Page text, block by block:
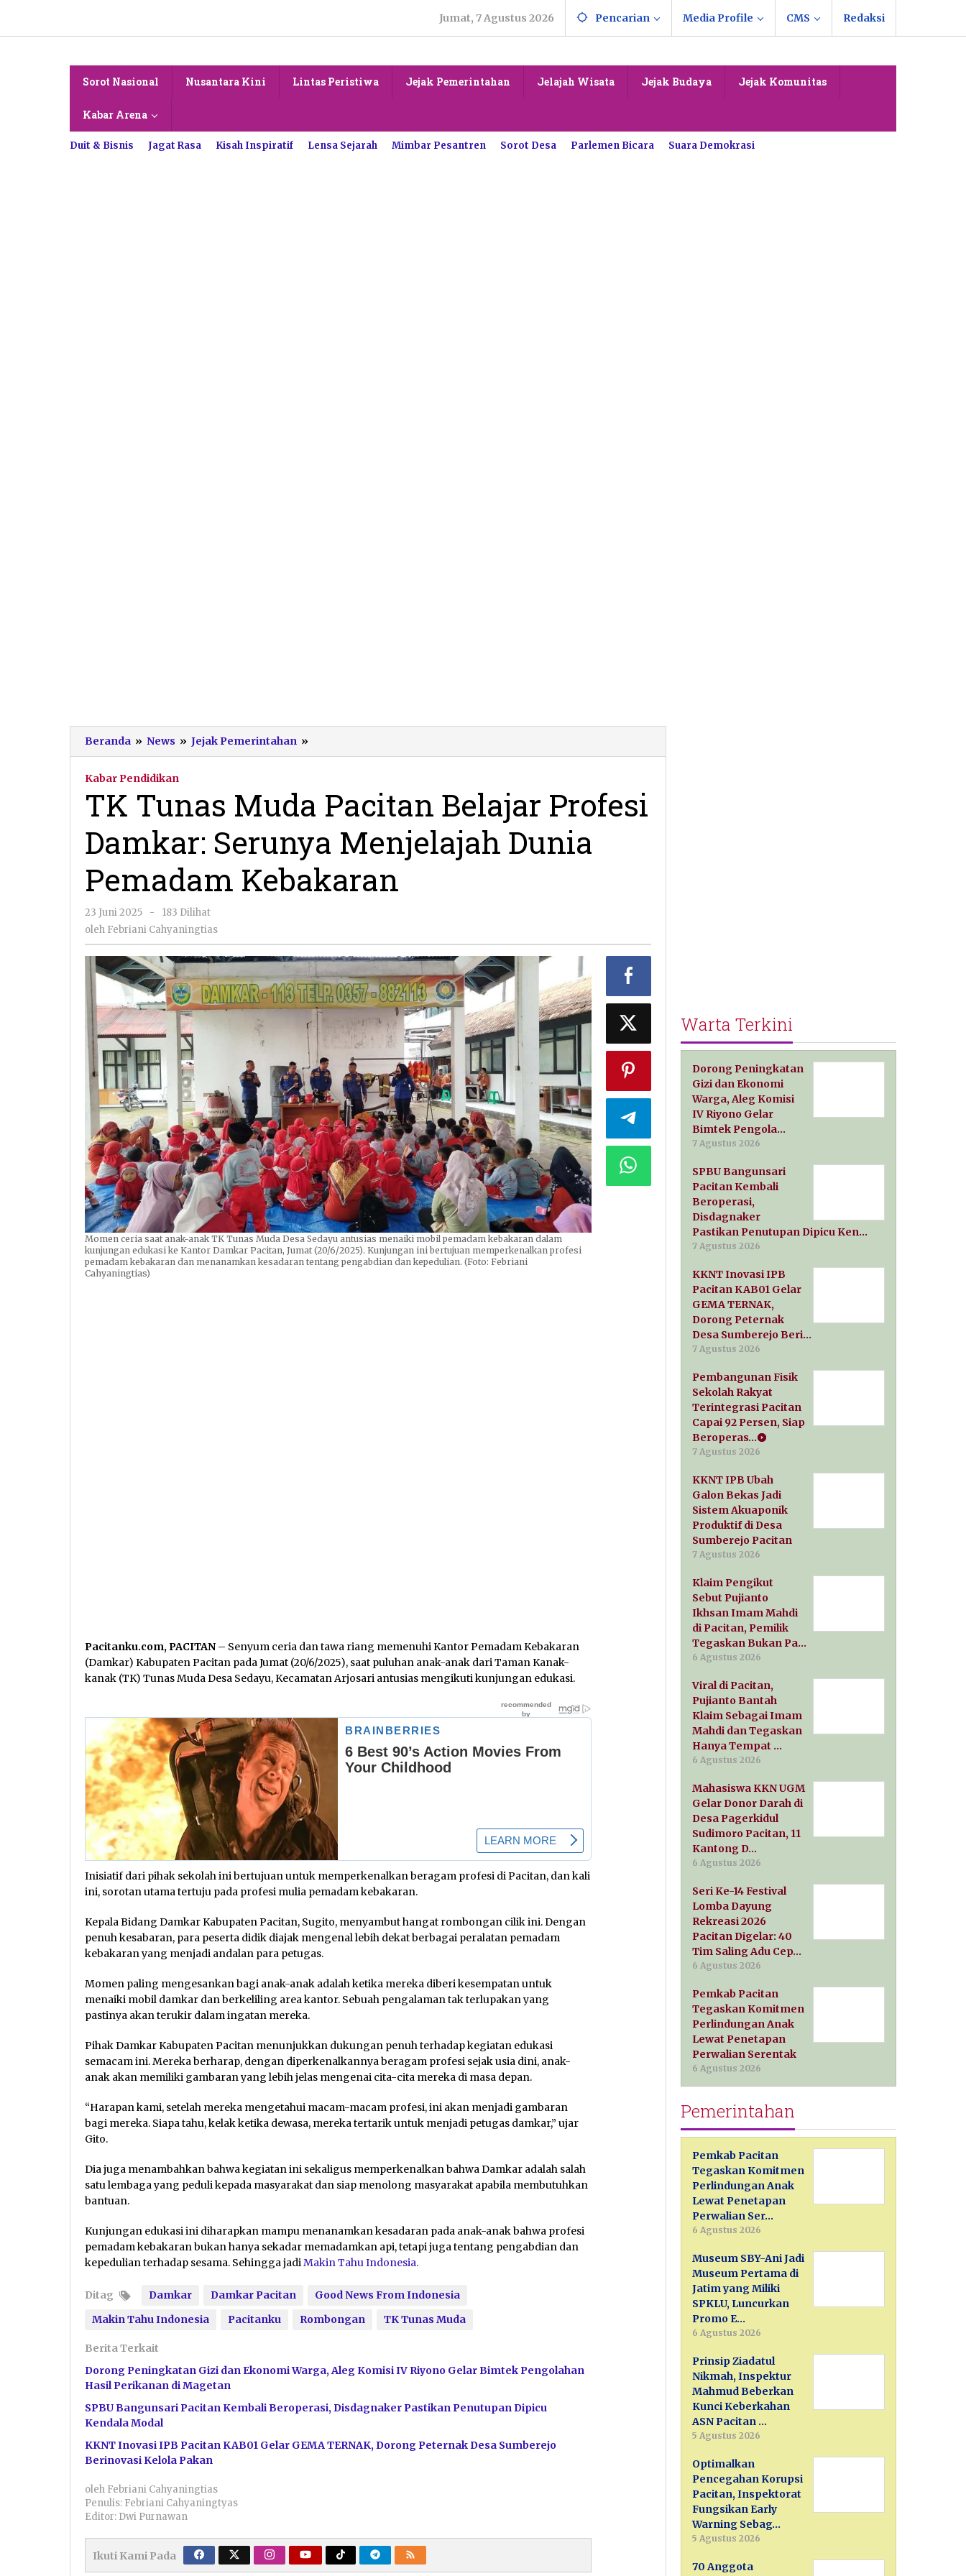
konten
Jumat, 7 Agustus 2026 Pencarian Media Profile CMS Redaksi
Sorot Nasional Nusantara Kini Lintas Peristiwa Jejak Pemerintahan Jelajah Wisata Jejak Budaya Jejak Komunitas
Kabar Arena
Duit & Bisnis Jagat Rasa Kisah Inspiratif Lensa Sejarah Mimbar Pesantren Sorot Desa Parlemen Bicara Suara Demokrasi
Beranda » News » Jejak Pemerintahan »
Tunas
Belajar
Profesi
Damkar:
Serunya
Dunia
Pemadam
Kabar Pendidikan
TK Tunas Muda Pacitan Belajar Profesi
Damkar: Serunya Menjelajah Dunia
Pemadam Kebakaran
23 Juni 2025
oleh
Febriani
Cahyaningtias
-
183 Dilihat
oleh Febriani Cahyaningtias
Momen ceria saat anak-anak TK Tunas Muda Desa Sedayu antusias menaiki mobil pemadam kebakaran dalam
kunjungan edukasi ke Kantor Damkar Pacitan, Jumat (20/6/2025). Kunjungan ini bertujuan memperkenalkan profesi
pemadam kebakaran dan menanamkan kesadaran tentang pengabdian dan kepedulian. (Foto: Febriani
Cahyaningtias)
Pacitanku.com, PACITAN – Senyum ceria dan tawa riang memenuhi Kantor Pemadam Kebakaran
(Damkar) Kabupaten Pacitan pada Jumat (20/6/2025), saat puluhan anak-anak dari Taman Kanak-
kanak (TK) Tunas Muda Desa Sedayu, Kecamatan Arjosari antusias mengikuti kunjungan edukasi.
Inisiatif dari pihak sekolah ini bertujuan untuk memperkenalkan beragam profesi di Pacitan, dan kali
ini, sorotan utama tertuju pada profesi mulia pemadam kebakaran.
Kepala Bidang Damkar Kabupaten Pacitan, Sugito, menyambut hangat rombongan cilik ini. Dengan
penuh kesabaran, para peserta didik diajak mengenal lebih dekat berbagai peralatan pemadam
kebakaran yang menjadi andalan para petugas.
Momen paling mengesankan bagi anak-anak adalah ketika mereka diberi kesempatan untuk
menaiki mobil damkar dan berkeliling area kantor. Sebuah pengalaman tak terlupakan yang
pastinya akan terukir dalam ingatan mereka.
Pihak Damkar Kabupaten Pacitan menunjukkan dukungan penuh terhadap kegiatan edukasi
semacam ini. Mereka berharap, dengan diperkenalkannya beragam profesi sejak usia dini, anak-
anak akan memiliki gambaran yang lebih jelas mengenai cita-cita mereka di masa depan.
“Harapan kami, setelah mereka mengetahui macam-macam profesi, ini akan menjadi gambaran
bagi mereka. Siapa tahu, kelak ketika dewasa, mereka tertarik untuk menjadi petugas damkar,” ujar
Gito.
Dia juga menambahkan bahwa kegiatan ini sekaligus memperkenalkan bahwa Damkar adalah salah
satu lembaga yang peduli kepada masyarakat dan siap menolong masyarakat apabila membutuhkan
bantuan.
Kunjungan edukasi ini diharapkan mampu menanamkan kesadaran pada anak-anak bahwa profesi
pemadam kebakaran bukan hanya sekadar memadamkan api, tetapi juga tentang pengabdian dan
kepedulian terhadap sesama. Sehingga jadiMakin Tahu Indonesia.
Ditag Damkar Damkar Pacitan
Good News From Indonesia
Makin Tahu Indonesia
Pacitanku Rombongan TK Tunas Muda
Berita Terkait
Dorong Peningkatan Gizi dan Ekonomi Warga, Aleg Komisi IV Riyono Gelar Bimtek Pengolahan
Hasil Perikanan di Magetan
SPBU Bangunsari Pacitan Kembali Beroperasi, Disdagnaker Pastikan Penutupan Dipicu
Kendala Modal
KKNT Inovasi IPB Pacitan KAB01 Gelar GEMA TERNAK, Dorong Peternak Desa Sumberejo
Berinovasi Kelola Pakan
oleh Febriani Cahyaningtias
Penulis: Febriani Cahyaningtyas
Editor: Dwi Purnawan
Ikuti Kami Pada
Warta Terkini
Dorong Peningkatan
Gizi dan Ekonomi
Warga, Aleg Komisi
IV Riyono Gelar
Bimtek Pengola…
7 Agustus 2026
SPBU Bangunsari
Pacitan Kembali
Beroperasi,
Disdagnaker
Pastikan Penutupan Dipicu Ken…
7 Agustus 2026
KKNT Inovasi IPB
Pacitan KAB01 Gelar
GEMA TERNAK,
Dorong Peternak
Desa Sumberejo Beri…
7 Agustus 2026
Pembangunan Fisik
Sekolah Rakyat
Terintegrasi Pacitan
Capai 92 Persen, Siap
Beroperas…
7 Agustus 2026
KKNT IPB Ubah
Galon Bekas Jadi
Sistem Akuaponik
Produktif di Desa
Sumberejo Pacitan
7 Agustus 2026
Klaim Pengikut
Sebut Pujianto
Ikhsan Imam Mahdi
di Pacitan, Pemilik
Tegaskan Bukan Pa…
6 Agustus 2026
Viral di Pacitan,
Pujianto Bantah
Klaim Sebagai Imam
Mahdi dan Tegaskan
Hanya Tempat …
6 Agustus 2026
Mahasiswa KKN UGM
Gelar Donor Darah di
Desa Pagerkidul
Sudimoro Pacitan, 11
Kantong D…
6 Agustus 2026
Seri Ke-14 Festival
Lomba Dayung
Rekreasi 2026
Pacitan Digelar: 40
Tim Saling Adu Cep…
6 Agustus 2026
Pemkab Pacitan
Tegaskan Komitmen
Perlindungan Anak
Lewat Penetapan
Perwalian Serentak
6 Agustus 2026
Pemerintahan
Pemkab Pacitan
Tegaskan Komitmen
Perlindungan Anak
Lewat Penetapan
Perwalian Ser…
6 Agustus 2026
Museum SBY-Ani Jadi
Museum Pertama di
Jatim yang Miliki
SPKLU, Luncurkan
Promo E…
6 Agustus 2026
Prinsip Ziadatul
Nikmah, Inspektur
Mahmud Beberkan
Kunci Keberkahan
ASN Pacitan …
5 Agustus 2026
Optimalkan
Pencegahan Korupsi
Pacitan, Inspektorat
Fungsikan Early
Warning Sebag…
5 Agustus 2026
70 Anggota